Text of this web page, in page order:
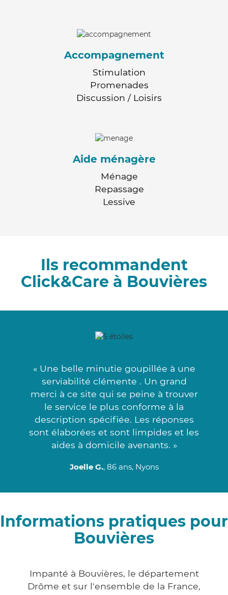
Accompagnement
Stimulation
Promenades
Discussion / Loisirs
Aide ménagère
Ménage
Repassage
Lessive
Ils recommandent
Click&Care à Bouvières
« Une belle minutie goupillée à une
serviabilité clémente . Un grand
merci à ce site qui se peine à trouver
le service le plus conforme à la
description spécifiée. Les réponses
sont élaborées et sont limpides et les
aides à domicile avenants. »
Joelle G., 86 ans, Nyons
Informations pratiques pour
Bouvières
Impanté à Bouvières, le département
Drôme et sur l'ensemble de la France,